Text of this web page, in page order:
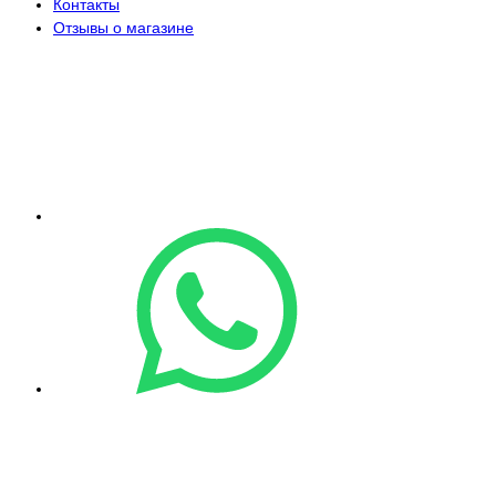
Контакты
Отзывы о магазине